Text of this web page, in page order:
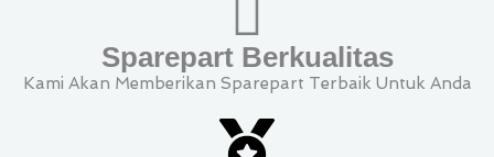
Sparepart Berkualitas
Kami Akan Memberikan Sparepart Terbaik Untuk Anda